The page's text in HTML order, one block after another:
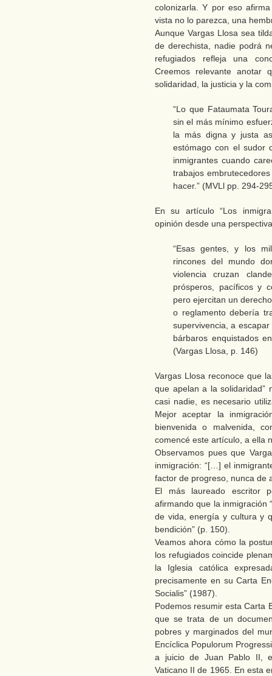
colonizarla. Y por eso
vista no lo parezca, una
Aunque Vargas Llosa sea
de derechista, nadie podrá
refugiados refleja una
Creemos relevante anotar
solidaridad, la justicia y la
“Lo que Fataumata
sin el más mínimo
la más digna y justa
estómago con el
inmigrantes cuando
trabajos
hacer.” (MVLl pp. 294-
En su artículo “Los
opinión desde una
“Esas gentes, y los
rincones del mundo
violencia cruzan
prósperos, pacíficos y
pero ejercitan un
o reglamento debería
supervivencia, a
bárbaros enquistados
(Vargas Llosa, p. 146)
Vargas Llosa reconoce que
que apelan a la solidaridad”
casi nadie, es necesario
Mejor aceptar la
bienvenida o malvenida,
comencé este artículo, a ella
Observamos pues que
inmigración: “[…] el
factor de progreso, nunca de
El más laureado escritor
afirmando que la inmigración
de vida, energía y cultura y
bendición” (p. 150).
Veamos ahora cómo la
los refugiados coincide
la Iglesia católica
precisamente en su Carta
Socialis” (1987).
Podemos resumir esta Carta
que se trata de un
pobres y marginados del
Encíclica Populorum
a juicio de Juan Pablo II,
Vaticano II de 1965. En esta